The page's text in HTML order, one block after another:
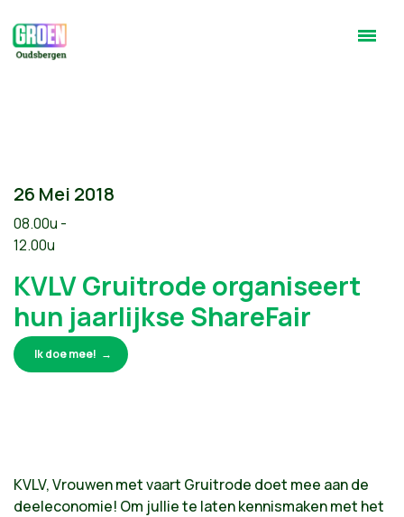
26 Mei 2018
08.00u -
12.00u
KVLV Gruitrode organiseert
hun jaarlijkse ShareFair
Ik doe mee!
KVLV, Vrouwen met vaart Gruitrode doet mee aan de
deeleconomie! Om jullie te laten kennismaken met het